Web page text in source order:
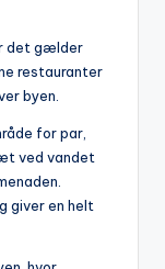
det gælder
restauranter
byen.
for par,
ved vandet
giver en helt